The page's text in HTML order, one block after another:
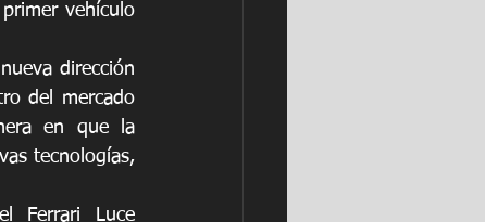
vehículo
dirección
del mercado
en que la
tecnologías,
Ferrari Luce